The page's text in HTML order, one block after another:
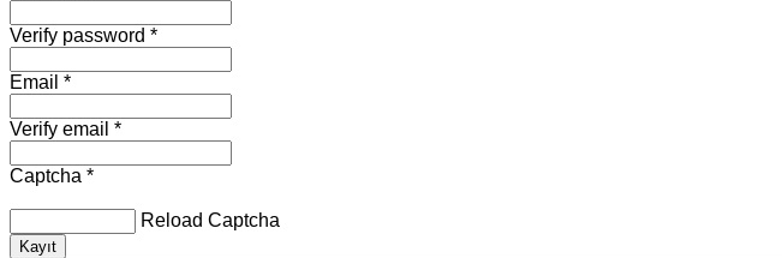
Verify password *
Email *
Verify email *
Captcha *
Reload Captcha
Kayıt